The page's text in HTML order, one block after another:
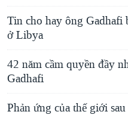
Tin cho hay ông
ở Libya
42 năm cầm quyền đầy
Gadhafi
Phản ứng của thế giới